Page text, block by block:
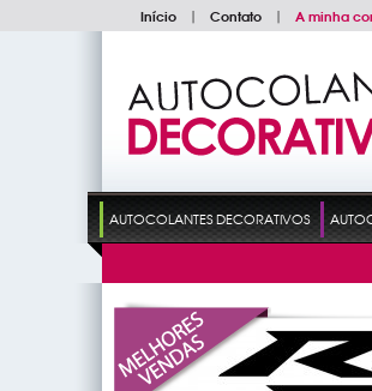
Início | Contato | A minha
AUTOCOLANTES DECORATIVOS